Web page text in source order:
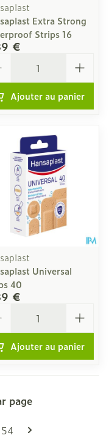
Extra Strong
Strips 16
€
Ajouter au panier
Universal
40
€
Ajouter au panier
la page
page